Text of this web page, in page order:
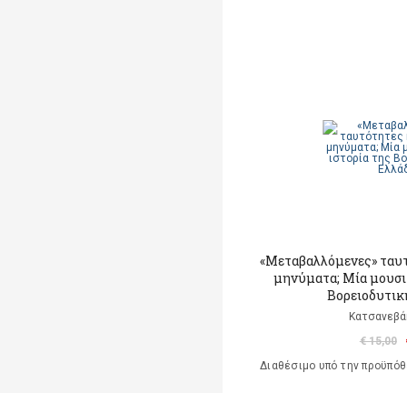
«Μεταβαλλόμενες»
μηνύματα; Μία
€ 15,00
Διαθέσιμο υπό την